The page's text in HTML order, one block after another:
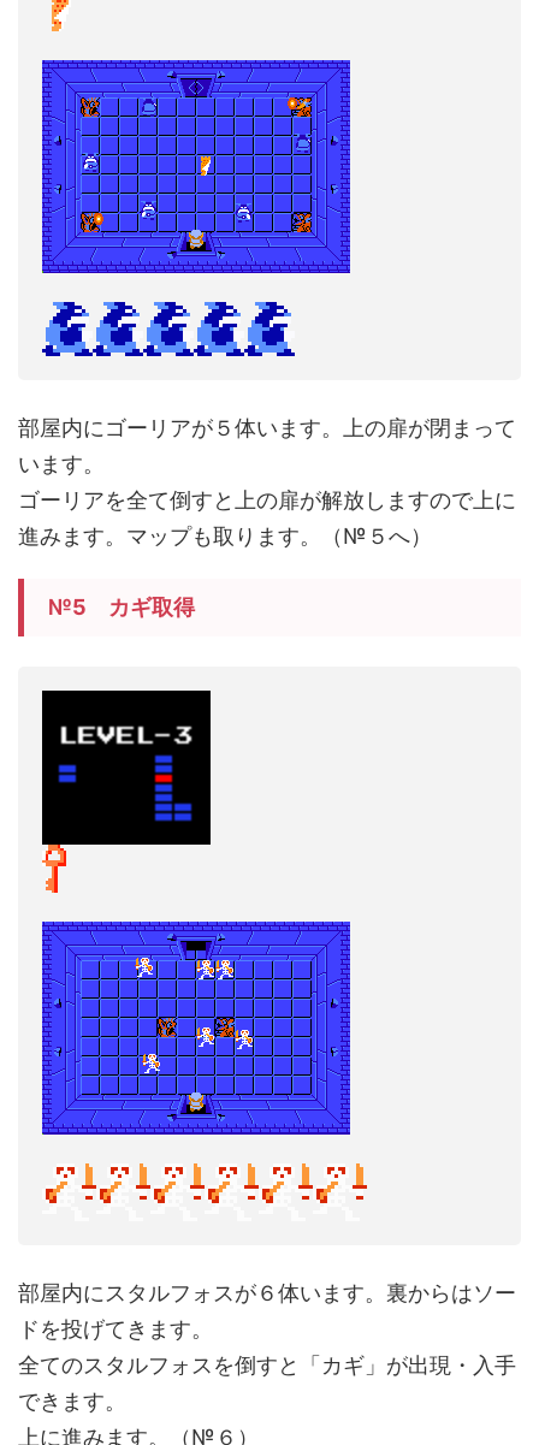
部屋内にゴーリアが５体います。上の扉が閉まって
います。
ゴーリアを全て倒すと上の扉が解放しますので上に
進みます。マップも取ります。（№５へ）
№5 カギ取得
部屋内にスタルフォスが６体います。裏からはソー
ドを投げてきます。
全てのスタルフォスを倒すと「カギ」が出現・入手
できます。
上に進みます。（№６）